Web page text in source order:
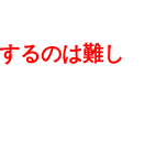
るのは難し